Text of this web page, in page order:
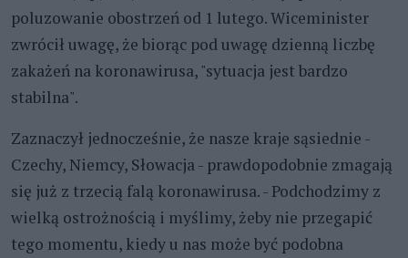
poluzowanie obostrzeń od 1 lutego. Wiceminister
zwrócił uwagę, że biorąc pod uwagę dzienną liczbę
zakażeń na koronawirusa, "sytuacja jest bardzo
stabilna".
Zaznaczył jednocześnie, że nasze kraje sąsiednie -
Czechy, Niemcy, Słowacja - prawdopodobnie zmagają
się już z trzecią falą koronawirusa. - Podchodzimy z
wielką ostrożnością i myślimy, żeby nie przegapić
tego momentu, kiedy u nas może być podobna